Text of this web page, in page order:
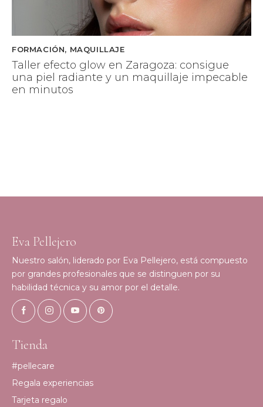
FORMACIÓN, MAQUILLAJE
Taller efecto glow en Zaragoza: consigue
una piel radiante y un maquillaje impecable
en minutos
Eva Pellejero
Nuestro salón, liderado por Eva Pellejero, está compuesto
por grandes profesionales que se distinguen por su
habilidad técnica y su amor por el detalle.
Tienda
#pellecare
Regala experiencias
Tarjeta regalo